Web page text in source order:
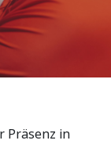
Präsenz in